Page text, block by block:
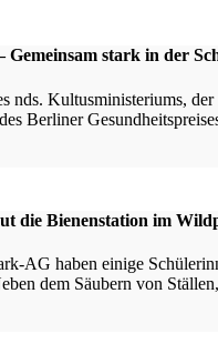
Gemeinsam stark in der
nds. Kultusministeriums,
Berliner
die Bienenstation im
AG haben einige
dem Säubern von